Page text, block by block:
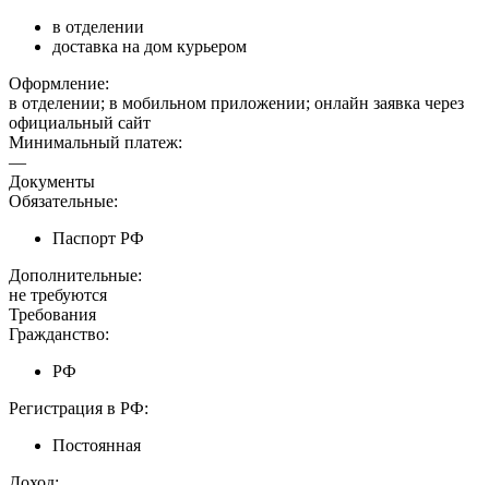
в отделении
доставка на дом курьером
Оформление:
в отделении; в мобильном приложении; онлайн заявка через
официальный сайт
Минимальный платеж:
—
Документы
Обязательные:
Паспорт РФ
Дополнительные:
не требуются
Требования
Гражданство:
РФ
Регистрация в РФ:
Постоянная